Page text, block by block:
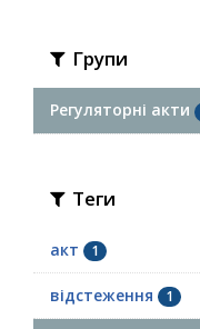
Групи
Регуляторні акти
Теги
акт 1
відстеження 1